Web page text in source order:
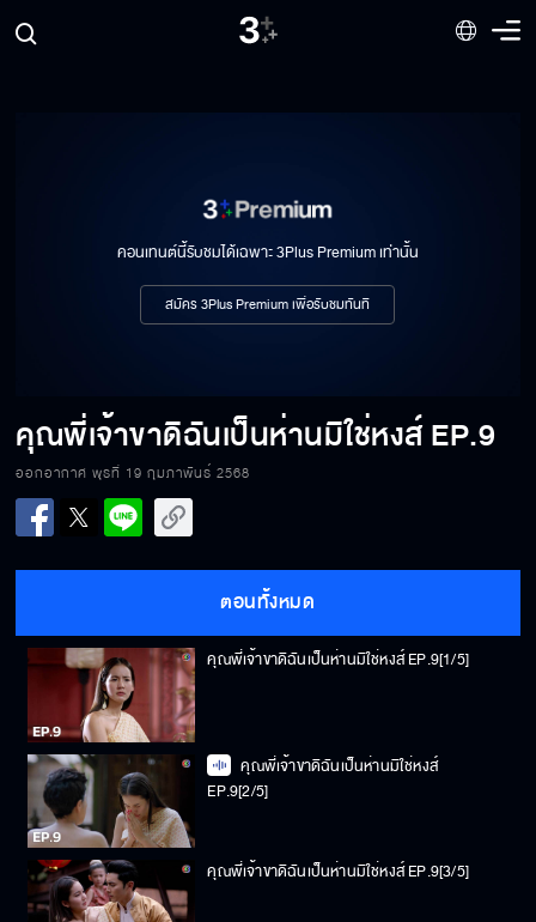
คอนเทนต์นี้รับชมได้เฉพาะ 3Plus Premium เท่านั้น
สมัคร 3Plus Premium เพื่อรับชมทันที
คุณพี่เจ้าขาดิฉันเป็นห่านมิใช่หงส์EP.9
ออกอากาศ พุธที่ 19 กุมภาพันธ์ 2568
ตอนทั้งหมด
คุณพี่เจ้าขาดิฉันเป็นห่านมิใช่หงส์ EP.9[1/5]
คุณพี่เจ้าขาดิฉันเป็นห่านมิใช่หงส์
EP.9[2/5]
คุณพี่เจ้าขาดิฉันเป็นห่านมิใช่หงส์ EP.9[3/5]